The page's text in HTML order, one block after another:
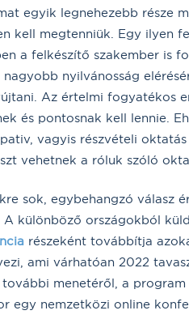
egyik legnehezebb része
kell megtenniük. Egy ilyen
a felkészítő szakember is
nyilvánosság
Az értelmi fogyatékos
és pontosnak kell lennie.
vagyis részvételi
vehetnek a róluk szóló
sok, egybehangzó válasz
különböző országokból
részeként továbbítja
ami várhatóan 2022
további menetéről, a
egy nemzetközi online